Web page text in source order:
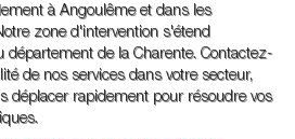
à Angoulême et dans les
zone d'intervention s'étend
département de la Charente. Contactez-
de nos services dans votre secteur,
déplacer rapidement pour résoudre vos